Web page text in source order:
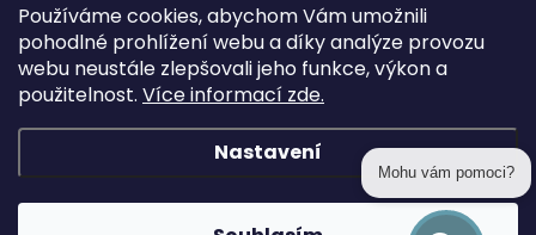
Používáme cookies, abychom Vám umožnili
pohodlné prohlížení webu a díky analýze provozu
webu neustále zlepšovali jeho funkce, výkon a
použitelnost. Více informací zde.
Nastavení
Copyright 2026prohackovani.cz. Všechna práva vyhrazena.
Mohu vám pomoci?